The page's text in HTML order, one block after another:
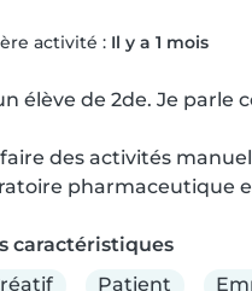
activité : Il y a 1 mois
élève de 2de. Je parle
des activités
pharmaceutique
caractéristiques
Patient